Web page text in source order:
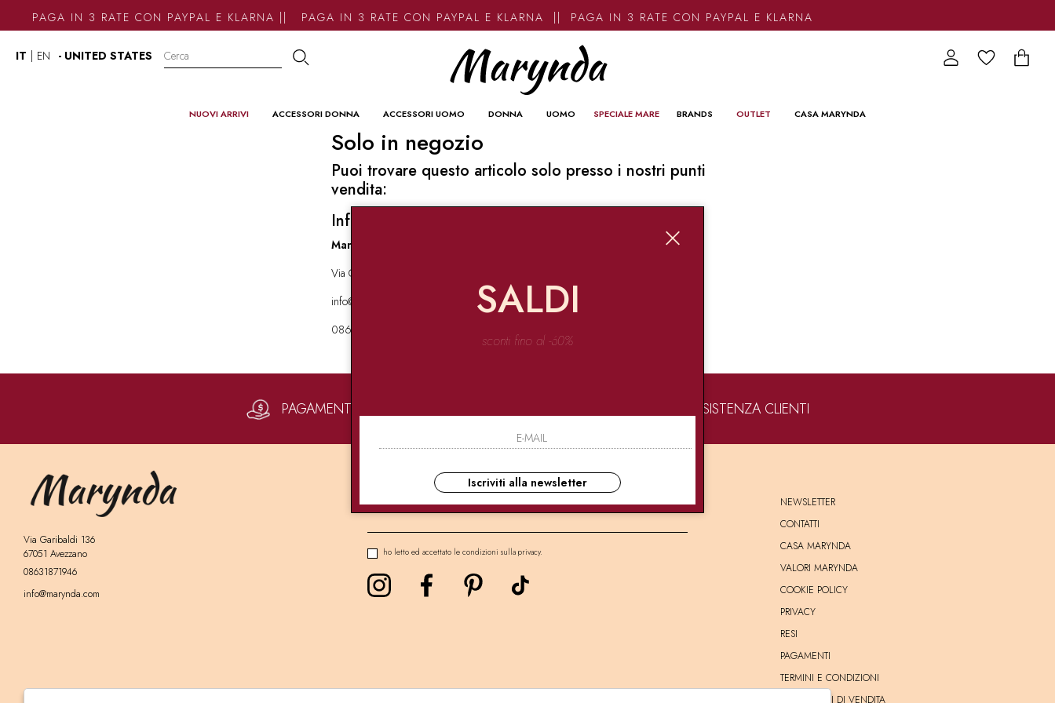
PAGA IN 3 RATE CON PAYPAL E KLARNA || PAGA IN 3 RATE CON PAYPAL E KLARNA || PAGA IN 3 RATE CON PAYPAL E KLARNA
IT EN - UNITED STATES
NUOVI ARRIVI ACCESSORI DONNA ACCESSORI UOMO DONNA UOMO SPECIALE MARE BRANDS OUTLET CASA MARYNDA
Solo in negozio
Puoi trovare questo articolo solo presso i nostri punti
vendita:
Info contatti
Marynda
Via Garibaldi 136 67051 Avezzano
info@marynda.com
08631871946
PAGAMENTI SICURI ASSISTENZA CLIENTI
Via Garibaldi 136
67051 Avezzano
08631871946
info@marynda.com
NEWSLETTER
ho letto ed accettato le condizioni sulla privacy.
NEWSLETTER
CONTATTI
CASA MARYNDA
VALORI MARYNDA
COOKIE POLICY
PRIVACY
RESI
PAGAMENTI
TERMINI E CONDIZIONI
CONDIZIONI DI VENDITA
SALDI
sconti fino al -60%
Iscriviti alla newsletter